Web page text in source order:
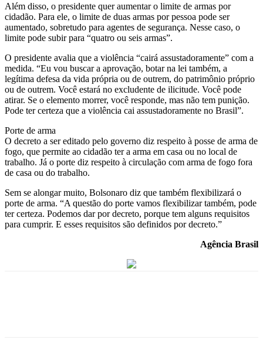
Além disso, o presidente quer aumentar o limite de armas por
cidadão. Para ele, o limite de duas armas por pessoa pode ser
aumentado, sobretudo para agentes de segurança. Nesse caso, o
limite pode subir para “quatro ou seis armas”.
O presidente avalia que a violência “cairá assustadoramente” com a
medida. “Eu vou buscar a aprovação, botar na lei também, a
legítima defesa da vida própria ou de outrem, do patrimônio próprio
ou de outrem. Você estará no excludente de ilicitude. Você pode
atirar. Se o elemento morrer, você responde, mas não tem punição.
Pode ter certeza que a violência cai assustadoramente no Brasil”.
Porte de arma
O decreto a ser editado pelo governo diz respeito à posse de arma de
fogo, que permite ao cidadão ter a arma em casa ou no local de
trabalho. Já o porte diz respeito à circulação com arma de fogo fora
de casa ou do trabalho.
Sem se alongar muito, Bolsonaro diz que também flexibilizará o
porte de arma. “A questão do porte vamos flexibilizar também, pode
ter certeza. Podemos dar por decreto, porque tem alguns requisitos
para cumprir. E esses requisitos são definidos por decreto.”
Agência Brasil